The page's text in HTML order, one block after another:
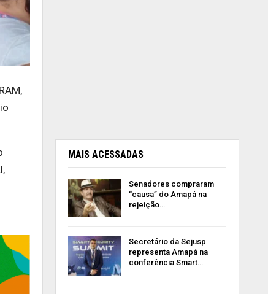
MAIS ACESSADAS
Senadores compraram
“causa” do Amapá na
rejeição…
Secretário da Sejusp
representa Amapá na
conferência Smart…